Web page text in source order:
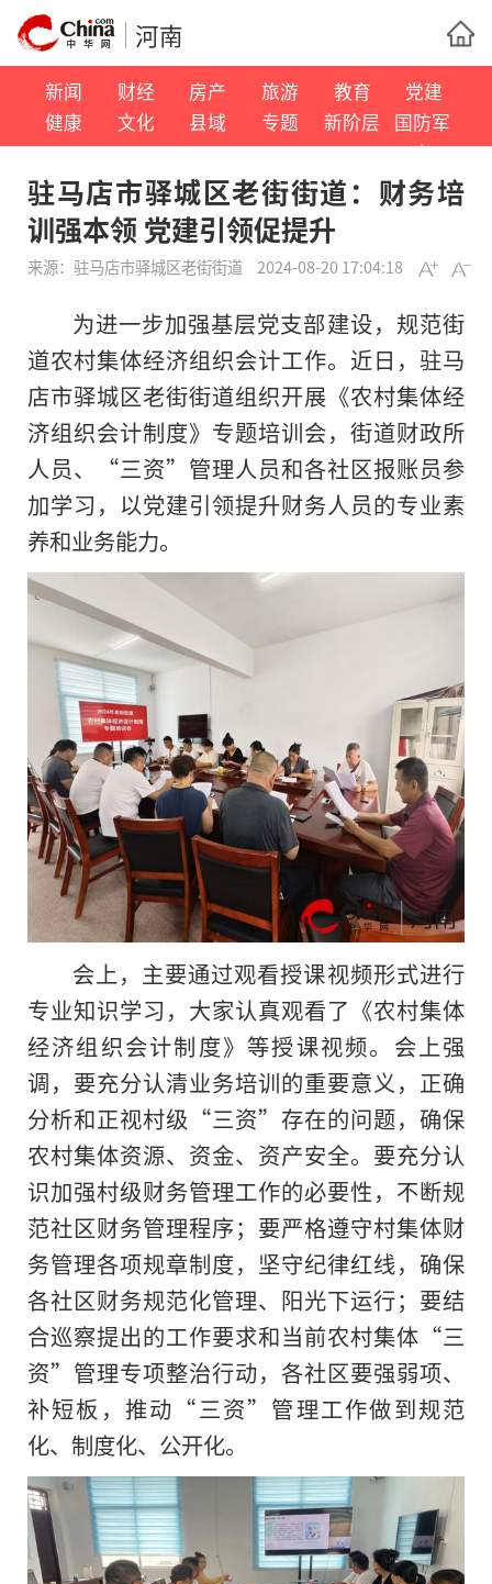
河南
新闻 财经 房产 旅游 教育
党建
健康
文化 县域 专题 新阶层
国防军
事
驻马店市驿城区老街街道：财务培
训强本领 党建引领促提升
来源： 驻马店市驿城区老街街道 2024-08-20 17:04:18
为进一步加强基层党支部建设，规范街
道农村集体经济组织会计工作。近日，驻马
店市驿城区老街街道组织开展《农村集体经
济组织会计制度》专题培训会，街道财政所
人员、“三资”管理人员和各社区报账员参
加学习，以党建引领提升财务人员的专业素
养和业务能力。
会上，主要通过观看授课视频形式进行
专业知识学习，大家认真观看了《农村集体
经济组织会计制度》等授课视频。会上强
调，要充分认清业务培训的重要意义，正确
分析和正视村级“三资”存在的问题，确保
农村集体资源、资金、资产安全。要充分认
识加强村级财务管理工作的必要性，不断规
范社区财务管理程序；要严格遵守村集体财
务管理各项规章制度，坚守纪律红线，确保
各社区财务规范化管理、阳光下运行；要结
合巡察提出的工作要求和当前农村集体“三
资”管理专项整治行动，各社区要强弱项、
补短板，推动“三资”管理工作做到规范
化、制度化、公开化。